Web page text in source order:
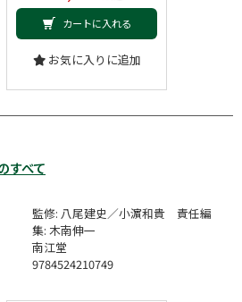
カートに入れる
お気に入りに追加
すべて
監修: 八尾建史／小濵和貴 責任編
集: 木南伸一
南江堂
9784524210749